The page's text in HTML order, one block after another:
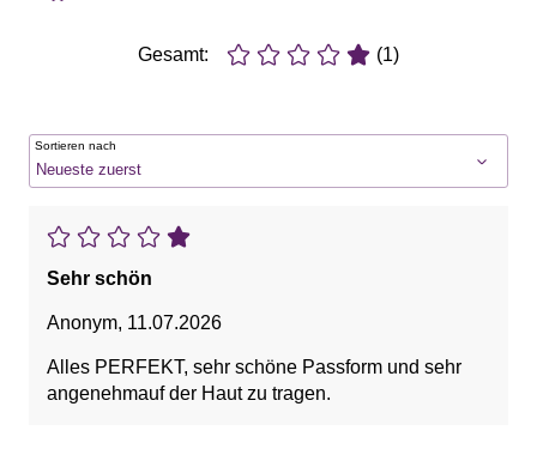
Gesamt: (1)
Sortieren nach
Sehr schön
Anonym, 11.07.2026
Alles PERFEKT, sehr schöne Passform und sehr
angenehmauf der Haut zu tragen.